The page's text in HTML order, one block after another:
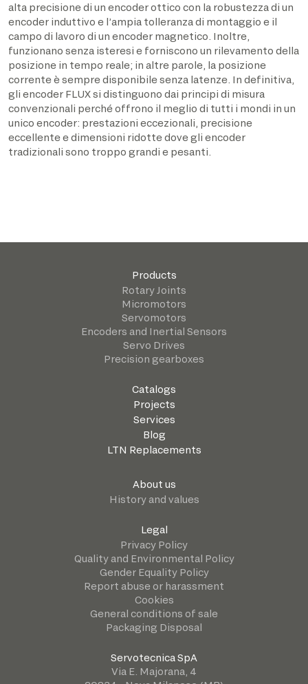
alta precisione di un encoder ottico con la robustezza di un
encoder induttivo e l’ampia tolleranza di montaggio e il
campo di lavoro di un encoder magnetico. Inoltre,
funzionano senza isteresi e forniscono un rilevamento della
posizione in tempo reale; in altre parole, la posizione
corrente è sempre disponibile senza latenze. In definitiva,
gli encoder FLUX si distinguono dai principi di misura
convenzionali perché offrono il meglio di tutti i mondi in un
unico encoder: prestazioni eccezionali, precisione
eccellente e dimensioni ridotte dove gli encoder
tradizionali sono troppo grandi e pesanti.
Products
Rotary Joints
Micromotors
Servomotors
Encoders and Inertial Sensors
Servo Drives
Precision gearboxes
Catalogs
Projects
Services
Blog
LTN Replacements
About us
History and values
Legal
Privacy Policy
Quality and Environmental Policy
Gender Equality Policy
Report abuse or harassment
Cookies
General conditions of sale
Packaging Disposal
Servotecnica SpA
Via E. Majorana, 4